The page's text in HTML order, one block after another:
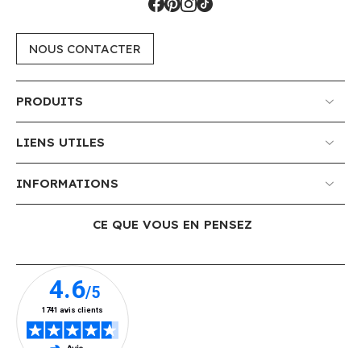
NOUS CONTACTER
PRODUITS
LIENS UTILES
INFORMATIONS
CE QUE VOUS EN PENSEZ